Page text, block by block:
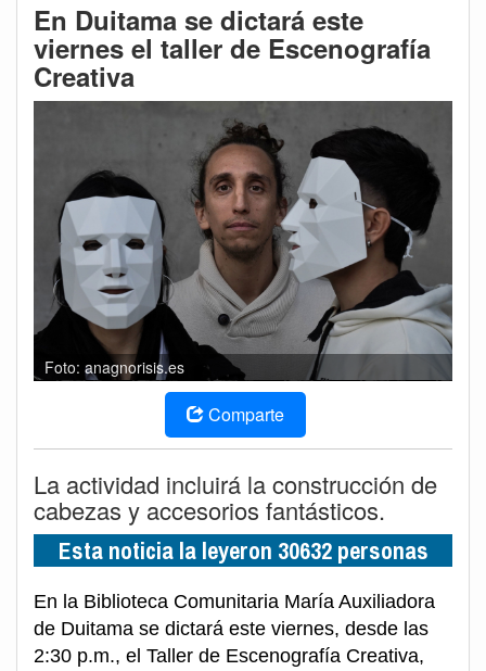
En Duitama se dictará este
viernes el taller de Escenografía
Creativa
Foto: anagnorisis.es
Comparte
La actividad incluirá la construcción de
cabezas y accesorios fantásticos.
Esta noticia la leyeron 30632 personas
En la Biblioteca Comunitaria María Auxiliadora
de Duitama se dictará este viernes, desde las
2:30 p.m., el Taller de Escenografía Creativa,